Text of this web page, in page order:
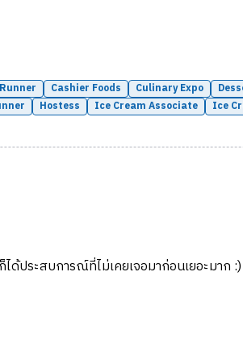
Cashier Foods Culinary Expo
Hostess Ice Cream Associate Ice
ได้ประสบการณ์ที่ไม่เคยเจอมาก่อนเยอะมาก :)